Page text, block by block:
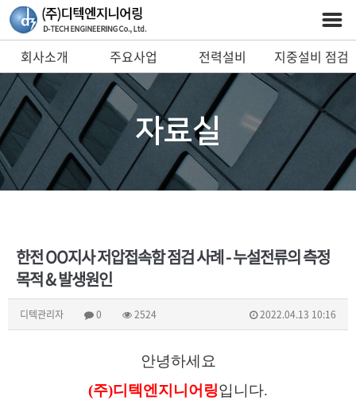
회사소개 주요사업
전력설비
예방진단 시스템
지중설비 점검
및 안전장비
자료실
한전 OO지사 저압접속함 점검 사례 - 누설전류의 측정
목적 & 발생원인
디텍관리자 0 2524 2022.04.13 10:16
안녕하세요
(주)디텍엔지니어링입니다.